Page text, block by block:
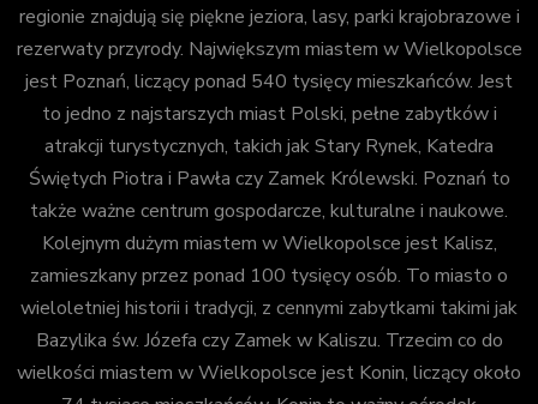
regionie znajdują się piękne jeziora, lasy, parki krajobrazowe i
rezerwaty przyrody. Największym miastem w Wielkopolsce
jest Poznań, liczący ponad 540 tysięcy mieszkańców. Jest
to jedno z najstarszych miast Polski, pełne zabytków i
atrakcji turystycznych, takich jak Stary Rynek, Katedra
Świętych Piotra i Pawła czy Zamek Królewski. Poznań to
także ważne centrum gospodarcze, kulturalne i naukowe.
Kolejnym dużym miastem w Wielkopolsce jest Kalisz,
zamieszkany przez ponad 100 tysięcy osób. To miasto o
wieloletniej historii i tradycji, z cennymi zabytkami takimi jak
Bazylika św. Józefa czy Zamek w Kaliszu. Trzecim co do
wielkości miastem w Wielkopolsce jest Konin, liczący około